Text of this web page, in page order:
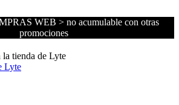
WEB > no acumulable con otras
promociones